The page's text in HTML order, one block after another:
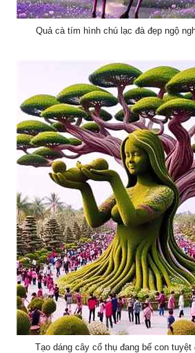
Quả cà tím hình chú lạc đà đẹp ngộ
Tạo dáng cây cổ thụ đang bế con tuyệt